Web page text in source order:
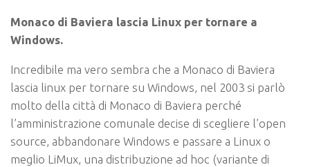
Monaco di Baviera lascia Linux per tornare a
Windows.
Incredibile ma vero sembra che a Monaco di Baviera
lascia linux per tornare su Windows, nel 2003 si parlò
molto della città di Monaco di Baviera perché
l’amministrazione comunale decise di scegliere l’open
source, abbandonare Windows e passare a Linux o
meglio LiMux, una distribuzione ad hoc (variante di